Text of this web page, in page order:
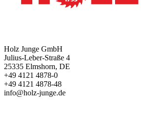
Holz Junge GmbH
Julius-Leber-Straße 4
25335 Elmshorn, DE
+49 4121 4878-0
+49 4121 4878-48
info@holz-junge.de